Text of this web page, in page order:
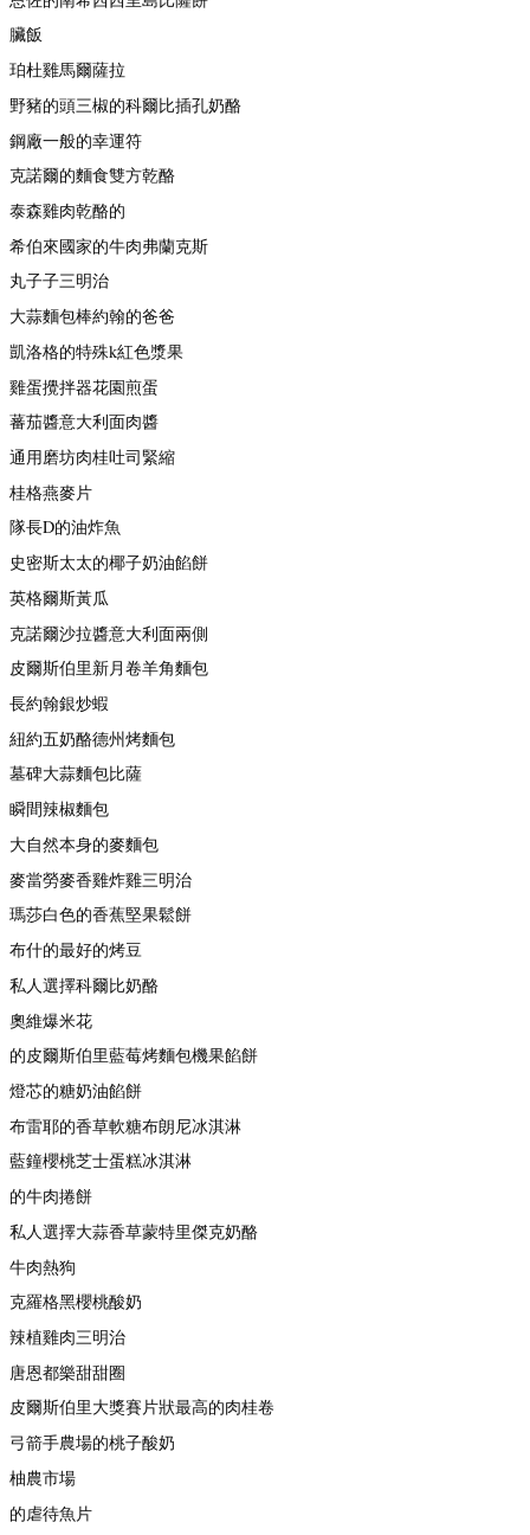
臟飯
珀杜雞馬爾薩拉
野豬的頭三椒的科爾比插孔奶酪
鋼廠一般的幸運符
克諾爾的麵食雙方乾酪
泰森雞肉乾酪的
希伯來國家的牛肉弗蘭克斯
丸子子三明治
大蒜麵包棒約翰的爸爸
凱洛格的特殊k紅色漿果
雞蛋攪拌器花園煎蛋
蕃茄醬意大利面肉醬
通用磨坊肉桂吐司緊縮
桂格燕麥片
隊長D的油炸魚
史密斯太太的椰子奶油餡餅
英格爾斯黃瓜
克諾爾沙拉醬意大利面兩側
皮爾斯伯里新月卷羊角麵包
長約翰銀炒蝦
紐約五奶酪德州烤麵包
墓碑大蒜麵包比薩
瞬間辣椒麵包
大自然本身的麥麵包
麥當勞麥香雞炸雞三明治
瑪莎白色的香蕉堅果鬆餅
布什的最好的烤豆
私人選擇科爾比奶酪
奧維爆米花
的皮爾斯伯里藍莓烤麵包機果餡餅
燈芯的糖奶油餡餅
布雷耶的香草軟糖布朗尼冰淇淋
藍鐘櫻桃芝士蛋糕冰淇淋
的牛肉捲餅
私人選擇大蒜香草蒙特里傑克奶酪
牛肉熱狗
克羅格黑櫻桃酸奶
辣植雞肉三明治
唐恩都樂甜甜圈
皮爾斯伯里大獎賽片狀最高的肉桂卷
弓箭手農場的桃子酸奶
柚農市場
的虐待魚片